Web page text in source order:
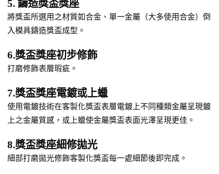
5. 鑄造獎盃獎座
將獎盃所選用之材質如合金、單一金屬（大多使用合金）倒
入模具鑄造獎盃成型。
6.獎盃獎座初步修飾
打磨修飾表層瑕疵。
7.獎盃獎座電鍍或上蠟
使用電鍍技術在客製化獎盃表層電鍍上不同種類金屬呈現鍍
上之金屬質感，或上蠟使金屬獎盃表面光澤呈現更佳。
8.獎盃獎座細修拋光
細部打磨拋光修飾客製化獎盃每一處細節後即完成。